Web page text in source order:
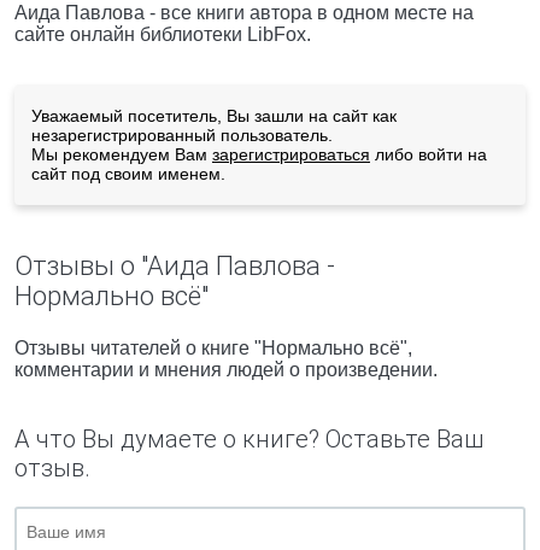
Аида Павлова - все книги автора в одном месте на
сайте онлайн библиотеки LibFox.
Уважаемый посетитель, Вы зашли на сайт как
незарегистрированный пользователь.
Мы рекомендуем Вам зарегистрироваться либо войти на
сайт под своим именем.
Отзывы о "Аида Павлова -
Нормально всё"
Отзывы читателей о книге "Нормально всё",
комментарии и мнения людей о произведении.
А что Вы думаете о книге? Оставьте Ваш
отзыв.